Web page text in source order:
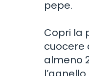
pepe.
Copri la
cuocere
almeno